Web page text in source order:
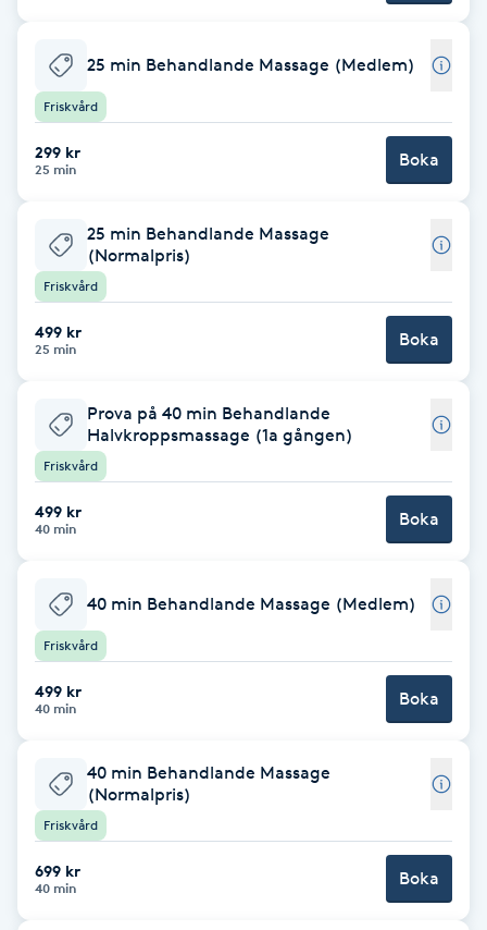
Balayage
Bambumassage
Barnklippning
BIAB
Bottenfärg
Brynformning
Brynfärgning
Brynplockning
Bröllopsuppsättning
C
Celluliter
Color correction
25 min Behandlande Massage (Medlem)
Friskvård
299 kr
25 min Boka
25 min Behandlande Massage
(Normalpris)
Friskvård
499 kr
25 min Boka
Prova på 40 min Behandlande
Halvkroppsmassage (1a gången)
Friskvård
499 kr
40 min Boka
40 min Behandlande Massage (Medlem)
Friskvård
499 kr
40 min Boka
40 min Behandlande Massage
(Normalpris)
Friskvård
699 kr
40 min Boka